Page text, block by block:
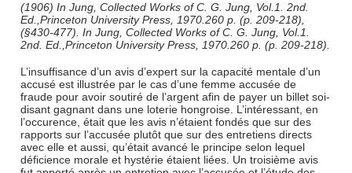
(1906) In Jung, Collected Works of C. G. Jung, Vol.1. 2nd.
Ed.,Princeton University Press, 1970.260 p. (p. 209-218),
(§430-477). In Jung, Collected Works of C. G. Jung, Vol.1.
2nd. Ed.,Princeton University Press, 1970.260 p. (p. 209-218).
L’insuffisance d’un avis d’expert sur la capacité mentale d’un
accusé est illustrée par le cas d’une femme accusée de
fraude pour avoir soutiré de l’argent afin de payer un billet soi-
disant gagnant dans une loterie hongroise. L’intéressant, en
l’occurence, était que les avis n’étaient fondés que sur des
rapports sur l’accusée plutôt que sur des entretiens directs
avec elle et aussi, qu’était avancé le principe selon lequel
déficience morale et hystérie étaient liées. Un troisième avis